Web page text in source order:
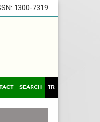
1300-7319
SEARCH TR